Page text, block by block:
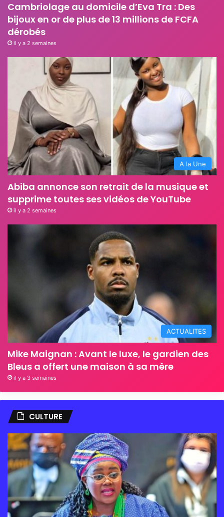
Cambriolage au domicile d’Eva Tra : Des
bijoux en or de plus de 13 millions de FCFA
dérobés
il y a 2 semaines
A la Une
Abiba annonce son retrait de la musique et
supprime toutes ses vidéos de YouTube
il y a 2 semaines
ACTUALITES
Mike Maignan : Avant le luxe, le gardien des
Bleus a offert une maison à sa mère
il y a 3 semaines
CULTURE